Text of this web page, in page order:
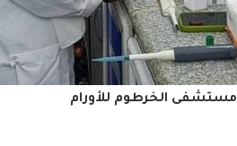
مستشفى الخرطوم للأورام